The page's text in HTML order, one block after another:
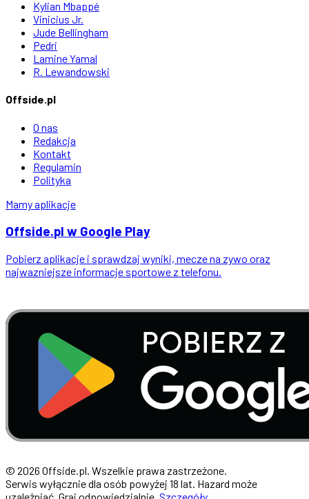
Kylian Mbappé
Vinicius Jr.
Jude Bellingham
Pedri
Lamine Yamal
R. Lewandowski
Offside.pl
O nas
Redakcja
Kontakt
Regulamin
Polityka
Mamy aplikacje
Offside.pl w Google Play
Pobierz aplikacje i sprawdzaj wyniki, mecze na zywo oraz
najwazniejsze informacje sportowe z telefonu.
© 2026 Offside.pl. Wszelkie prawa zastrzeżone.
Serwis wyłącznie dla osób powyżej 18 lat. Hazard może